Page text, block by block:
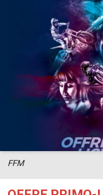
FFM